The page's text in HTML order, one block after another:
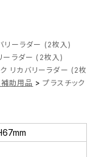
リーラダー (2枚入)
ーラダー (2枚入)
ク リカバリーラダー (2枚
助用品 > プラスチック